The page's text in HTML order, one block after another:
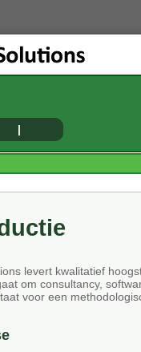
levert kwalitatief
om consultancy,
voor een